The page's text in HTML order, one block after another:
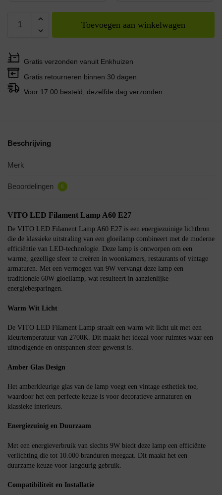
Toevoegen aan winkelwagen
Gratis verzonden vanuit Enkhuizen
Gratis retourneren binnen 30 dagen
Voor 17.00 besteld, dezelfde dag verzonden
Beschrijving
Merk
Beoordelingen 0
VITO LED Filament Lamp A60 E27
De VITO LED Filament Lamp A60 E27 is een energiezuinige lichtbron
die de klassieke uitstraling van een gloeilamp combineert met de moderne
efficiëntie van LED-technologie. Deze lamp is ontworpen om een
warme, gezellige sfeer te creëren in woonkamers, restaurants of vintage
armaturen. Met een vermogen van 9W vervangt deze lamp een
traditionele 60W gloeilamp, wat resulteert in aanzienlijke
energiebesparingen.
Warm Wit Licht
De VITO LED Filament Lamp straalt een warm wit licht uit met een
kleurtemperatuur van 2700K. Dit maakt het ideaal voor ruimtes waar een
uitnodigende en ontspannen sfeer gewenst is.
Amber Glas Design
Het amberkleurige glas van de lamp voegt een vintage esthetiek toe,
waardoor het een perfecte keuze is voor decoratieve armaturen en
klassieke interieurs.
Energiezuinig en Duurzaam
Met een energieverbruik van slechts 9W biedt deze lamp een efficiënte
verlichting die tot 10.000 branduren meegaat. Dit maakt het een
duurzame keuze voor langdurig gebruik.
Compatibiliteit en Installatie